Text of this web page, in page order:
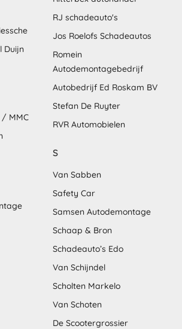
Duijn
/ MMC
RJ schadeauto's
Jos Roelofs Schadeautos
Romein
Autodemontagebedrijf
Autobedrijf Ed Roskam BV
Stefan De Ruyter
RVR Automobielen
S
Van Sabben
Safety Car
Samsen Autodemontage
Schaap & Bron
Schadeauto’s Edo
Van Schijndel
Scholten Markelo
Van Schoten
De Scootergrossier